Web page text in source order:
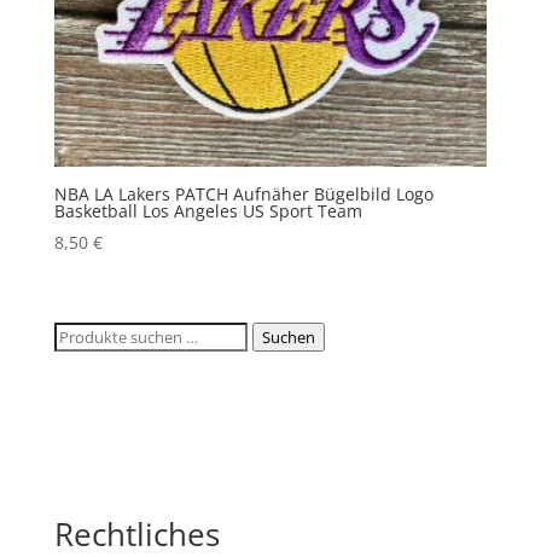
NBA LA Lakers PATCH Aufnäher Bügelbild Logo
Basketball Los Angeles US Sport Team
8,50 €
Suchen
Suchen
Rechtliches